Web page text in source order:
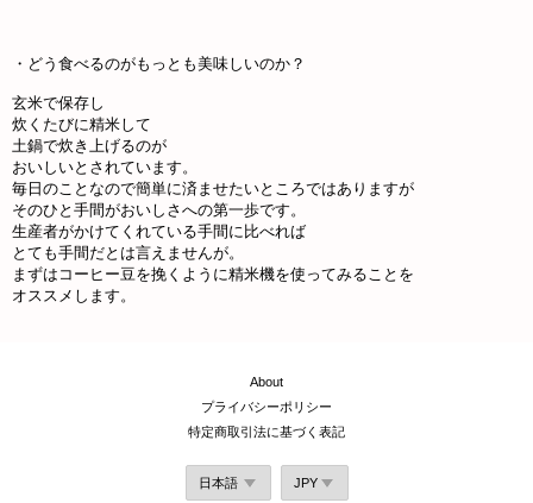
・どう食べるのがもっとも美味しいのか？
玄米で保存し
炊くたびに精米して
土鍋で炊き上げるのが
おいしいとされています。
毎日のことなので簡単に済ませたいところではありますが
そのひと手間がおいしさへの第一歩です。
生産者がかけてくれている手間に比べれば
とても手間だとは言えませんが。
まずはコーヒー豆を挽くように精米機を使ってみることを
オススメします。
About
プライバシーポリシー
特定商取引法に基づく表記